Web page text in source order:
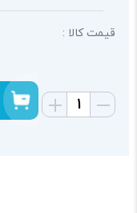
قیمت کالا :